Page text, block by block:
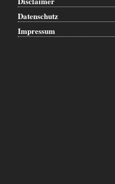
Datenschutz
Impressum